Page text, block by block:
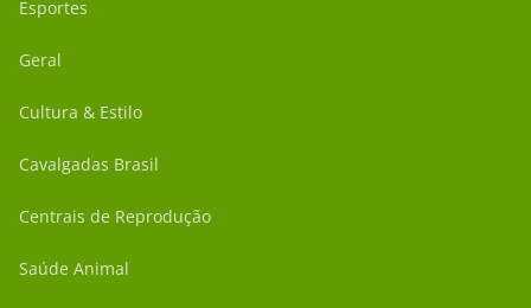
Esportes
Geral
Cultura & Estilo
Cavalgadas Brasil
Centrais de Reprodução
Saúde Animal